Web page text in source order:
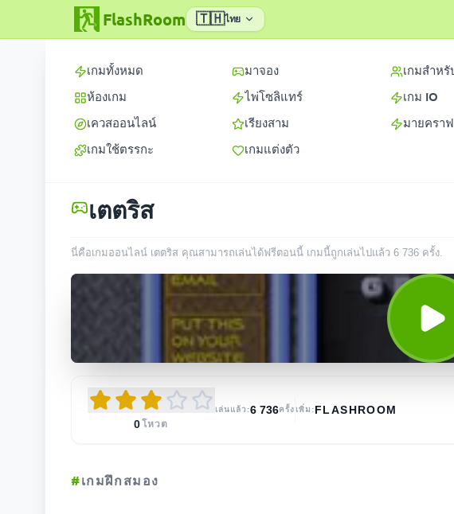
FlashRoom 🇹🇭ไทย
เกมทั้งหมด
ห้องเกม
เควสออนไลน์
เกมใช้ตรรกะ
มาจอง
ไพ่โซลิแทร์
เรียงสาม
เกมแต่งตัว
เกมสำห
เกม IO
มายคราฟ
เตตริส
นี่คือเกมออนไลน์ เตตริส คุณสามารถเล่นได้ฟรีตอนนี้ เกมนี้ถูกเล่นไปแล้ว 6 736 ครั้ง.
0โหวต
เล่นแล้ว:6 736ครั้ง เพิ่ม:FLASHROOM
#เกมฝึกสมอง